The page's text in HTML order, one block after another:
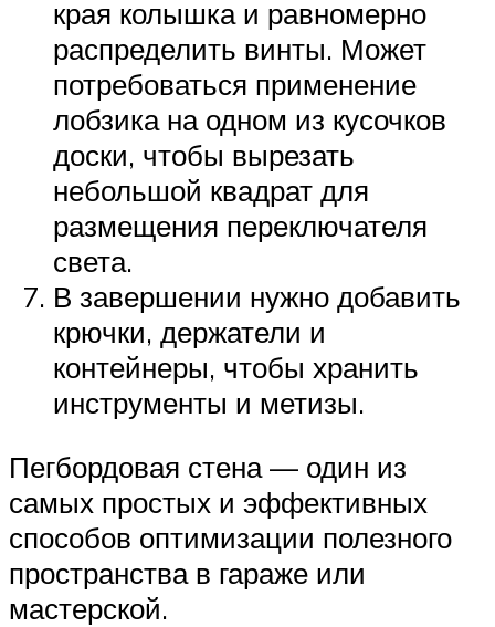
края колышка и равномерно
распределить винты. Может
потребоваться применение
лобзика на одном из кусочков
доски, чтобы вырезать
небольшой квадрат для
размещения переключателя
света.
В завершении нужно добавить
крючки, держатели и
контейнеры, чтобы хранить
инструменты и метизы.
Пегбордовая стена — один из
самых простых и эффективных
способов оптимизации полезного
пространства в гараже или
мастерской.